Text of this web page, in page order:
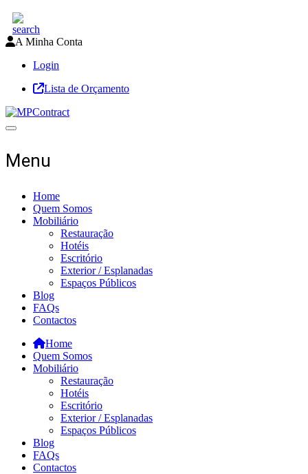
A Minha Conta
Login
Lista de Orçamento
Toggle navigation
Menu
Home
Quem Somos
Mobiliário
Restauração
Hotéis
Escritório
Exterior / Esplanadas
Espaços Públicos
Blog
FAQs
Contactos
Home
Quem Somos
Mobiliário
Restauração
Hotéis
Escritório
Exterior / Esplanadas
Espaços Públicos
Blog
FAQs
Contactos